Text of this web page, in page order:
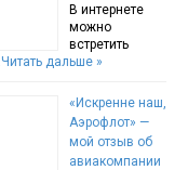
В интернете
можно
встретить
Читать дальше »
«Искренне наш,
Аэрофлот» —
мой отзыв об
авиакомпании